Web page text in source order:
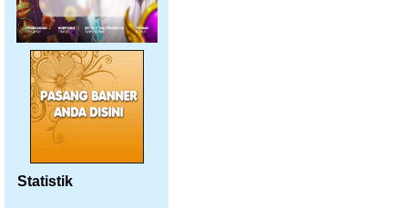
Statistik